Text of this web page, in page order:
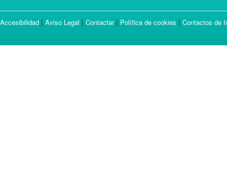
Accesibilidad | Aviso Legal | Contactar| Política de cookies | Contactos de